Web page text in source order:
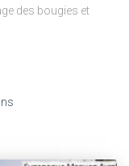
des bougies et